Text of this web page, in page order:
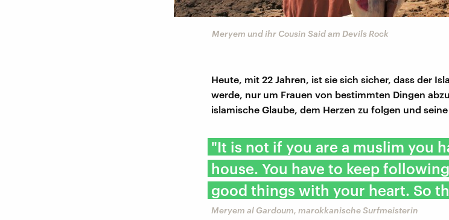
Meryem und ihr Cousin Said am Devils Rock
Heute, mit 22 Jahren, ist sie sich sicher, dass der
werde, nur um Frauen von bestimmten Dingen
islamische Glaube, dem Herzen zu folgen und
"It is not if you are a muslim you
house. You have to keep
good things with your heart. So
Meryem al Gardoum, marokkanische Surfmeisterin